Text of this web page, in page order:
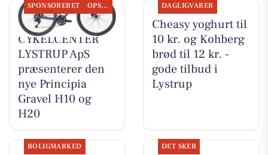
SPONSORERET OPSLAGSTAVLEN
MOSQUITO
CYKELCENTER
LYSTRUP ApS
præsenterer den
nye Principia
Gravel H10 og
H20
DAGLIGVARER
Cheasy yoghurt til
10 kr. og Kohberg
brød til 12 kr. -
gode tilbud i
Lystrup
BOLIGMARKED DET SKER